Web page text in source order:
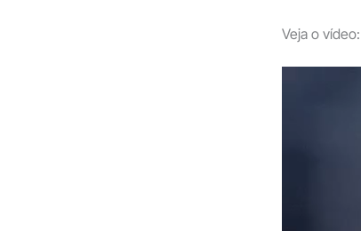
Veja o vídeo: